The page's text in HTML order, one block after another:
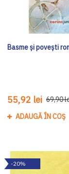
Basme și povești
55,92 lei 69,90
ADAUGĂ ÎN COȘ
-20%